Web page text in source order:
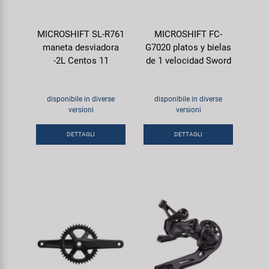
MICROSHIFT SL-R761
maneta desviadora
-2L Centos 11
disponibile in diverse
versioni
DETTAGLI
MICROSHIFT FC-
G7020 platos y bielas
de 1 velocidad Sword
disponibile in diverse
versioni
DETTAGLI